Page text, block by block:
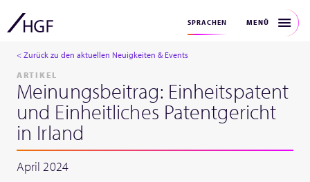
SPRACHEN MENÜ
< Zurück zu den aktuellen Neuigkeiten & Events
ARTIKEL
Meinungsbeitrag: Einheitspatent
und Einheitliches Patentgericht
in Irland
April 2024